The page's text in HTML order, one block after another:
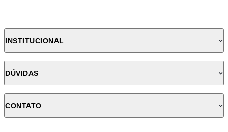
INSTITUCIONAL
DÚVIDAS
CONTATO